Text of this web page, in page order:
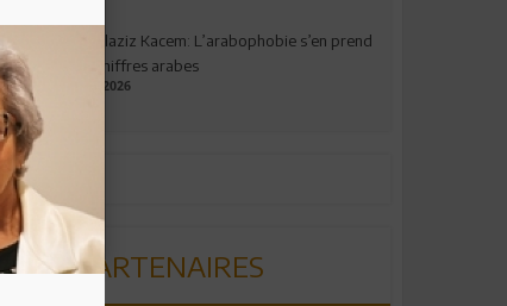
Abdelaziz Kacem: L’arabophobie s’en prend
aux chiffres arabes
09.07.2026
PARTENAIRES